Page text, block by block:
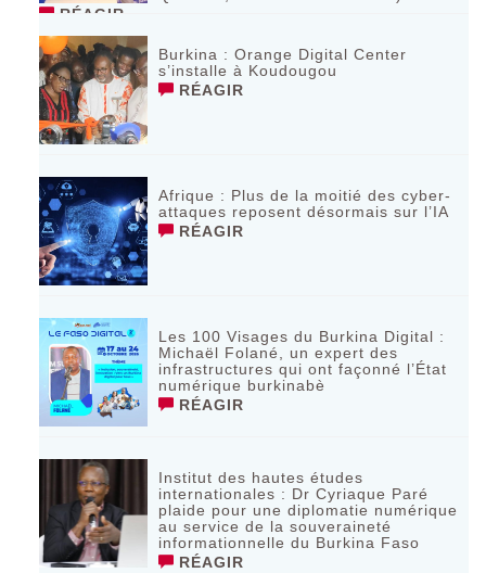
RÉAGIR
Burkina : Orange Digital Center
s’installe à Koudougou
RÉAGIR
Afrique : Plus de la moitié des cyber-
attaques reposent désormais sur l’IA
RÉAGIR
Les 100 Visages du Burkina Digital :
Michaël Folané, un expert des
infrastructures qui ont façonné l’État
numérique burkinabè
RÉAGIR
Institut des hautes études
internationales : Dr Cyriaque Paré
plaide pour une diplomatie numérique
au service de la souveraineté
informationnelle du Burkina Faso
RÉAGIR